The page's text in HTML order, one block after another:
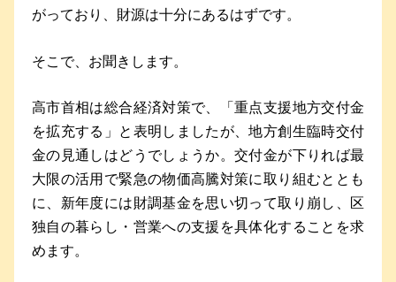
がっており、財源は十分にあるはずです。
そこで、お聞きします。
高市首相は総合経済対策で、「重点支援地方交付金
を拡充する」と表明しましたが、地方創生臨時交付
金の見通しはどうでしょうか。交付金が下りれば最
大限の活用で緊急の物価高騰対策に取り組むととも
に、新年度には財調基金を思い切って取り崩し、区
独自の暮らし・営業への支援を具体化することを求
めます。